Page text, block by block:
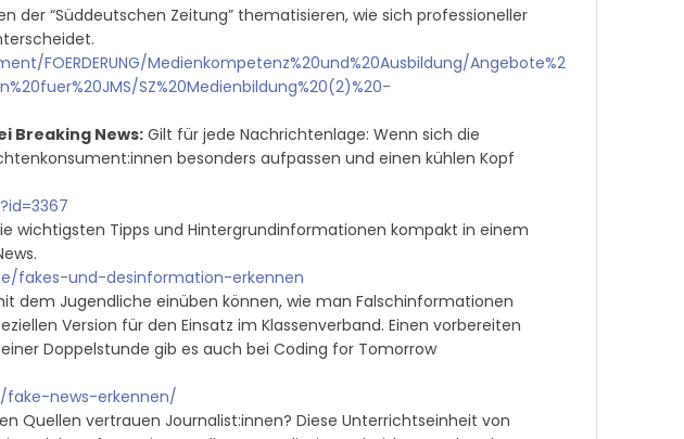
der “Süddeutschen Zeitung” thematisieren, wie sich professioneller
FOERDERUNG/Medienkompetenz%20und%20Ausbildung/Angebote%2
SZ%20Medienbildung%20(2)%20-
Breaking News: Gilt für jede Nachrichtenlage: Wenn sich die
besonders aufpassen und einen kühlen Kopf
wichtigsten Tipps und Hintergrundinformationen kompakt in einem
fakes-und-desinformation-erkennen
dem Jugendliche einüben können, wie man Falschinformationen
Version für den Einsatz im Klassenverband. Einen vorbereiten
Doppelstunde gib es auch bei Coding for Tomorrow
news-erkennen/
Quellen vertrauen Journalist:innen? Diese Unterrichtseinheit von